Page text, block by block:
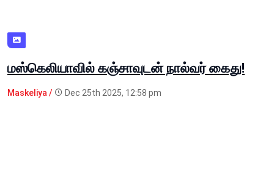
மஸ்கெலியாவில் கஞ்சாவுடன் நால்வர் கைது!
Maskeliya / Dec 25th 2025, 12:58 pm